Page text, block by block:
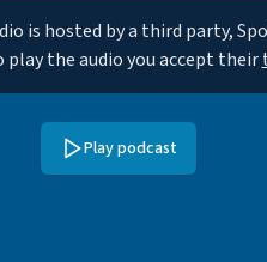
is hosted by a third party,
the audio you accept their
Play podcast